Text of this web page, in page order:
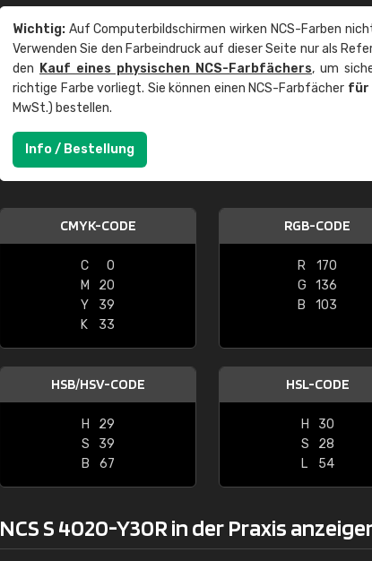
Wichtig: Auf Computerbildschirmen wirken NCS-Farben
Verwenden Sie den Farbeindruck auf dieser Seite nur als
den Kauf eines physischen NCS-Farbfächers, um
richtige Farbe vorliegt. Sie können einen NCS-Farbfächer für
MwSt.) bestellen.
Info / Bestellung
CMYK-CODE
C
0
M
20
Y
39
K
33
RGB-CODE
R
170
G
136
B
103
HSB/HSV-CODE
H
29
S
39
B
67
HSL-CODE
H
30
S
28
L
54
NCS S 4020-Y30R in der Praxis